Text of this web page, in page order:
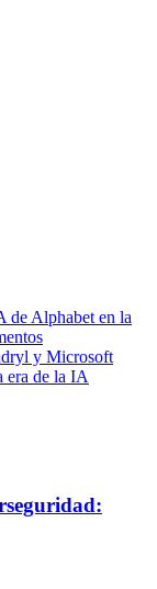
de Alphabet en la
y Microsoft
era de la IA